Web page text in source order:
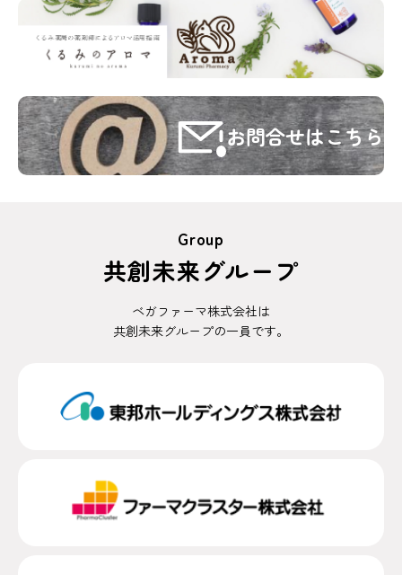
お問合せはこちら
Group
共創未来グループ
ベガファーマ株式会社は
共創未来グループの一員です。